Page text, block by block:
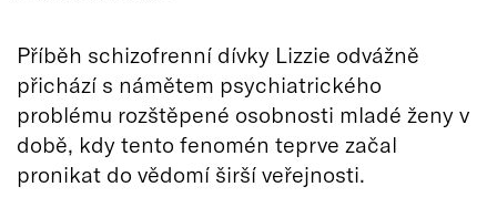
Příběh schizofrenní dívky Lizzie odvážně
přichází s námětem psychiatrického
problému rozštěpené osobnosti mladé ženy v
době, kdy tento fenomén teprve začal
pronikat do vědomí širší veřejnosti.